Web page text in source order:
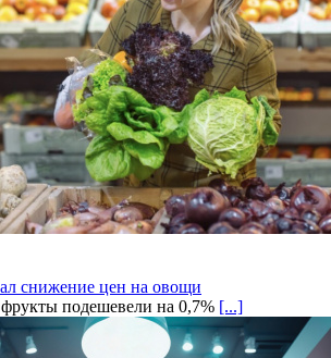
снижение цен на овощи
подешевели на 0,7% [...]